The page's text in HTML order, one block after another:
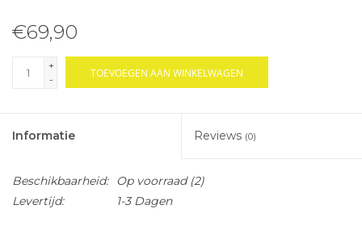
€69,90
+
-
TOEVOEGEN AAN WINKELWAGEN
Informatie Reviews (0)
Beschikbaarheid: Op voorraad(2)
Levertijd:
1-3 Dagen